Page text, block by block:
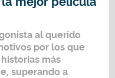
al querido
por los que
más
superando a